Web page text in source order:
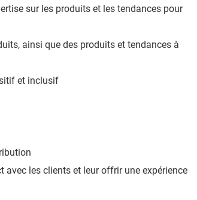
sur les produits et les tendances pour
ainsi que des produits et tendances à
et inclusif
avec les clients et leur offrir une expérience